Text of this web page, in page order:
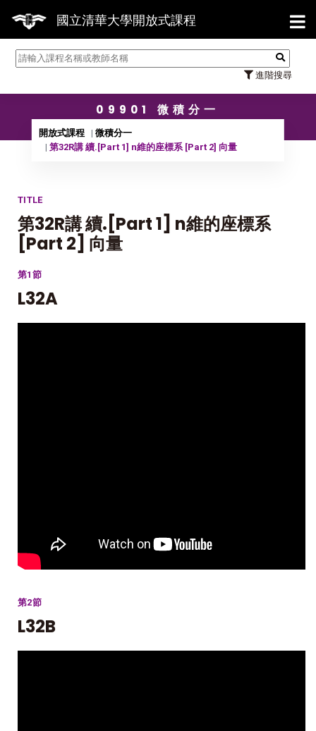
國立清華大學開放式課程
進階搜尋
【
09901 微積分一
開放式課程
微積分一
第32R講 續.[Part 1] n維的座標系 [Part 2] 向量
TITLE
第32R講 續.[Part 1] n維的座標系
[Part 2] 向量
第1節
L32A
第2節
L32B